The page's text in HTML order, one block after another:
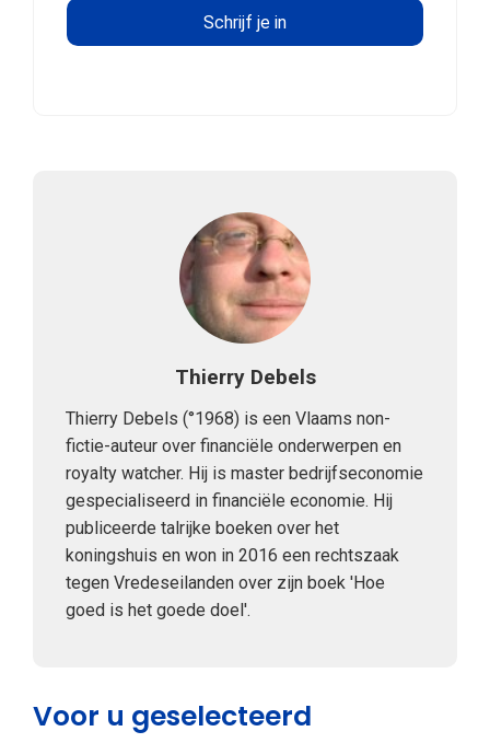
Thierry Debels
Thierry Debels (°1968) is een Vlaams non-
fictie-auteur over financiële onderwerpen en
royalty watcher. Hij is master bedrijfseconomie
gespecialiseerd in financiële economie. Hij
publiceerde talrijke boeken over het
koningshuis en won in 2016 een rechtszaak
tegen Vredeseilanden over zijn boek 'Hoe
goed is het goede doel'.
Voor u geselecteerd